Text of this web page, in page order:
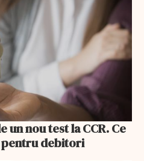
un nou test la CCR. Ce
debitori